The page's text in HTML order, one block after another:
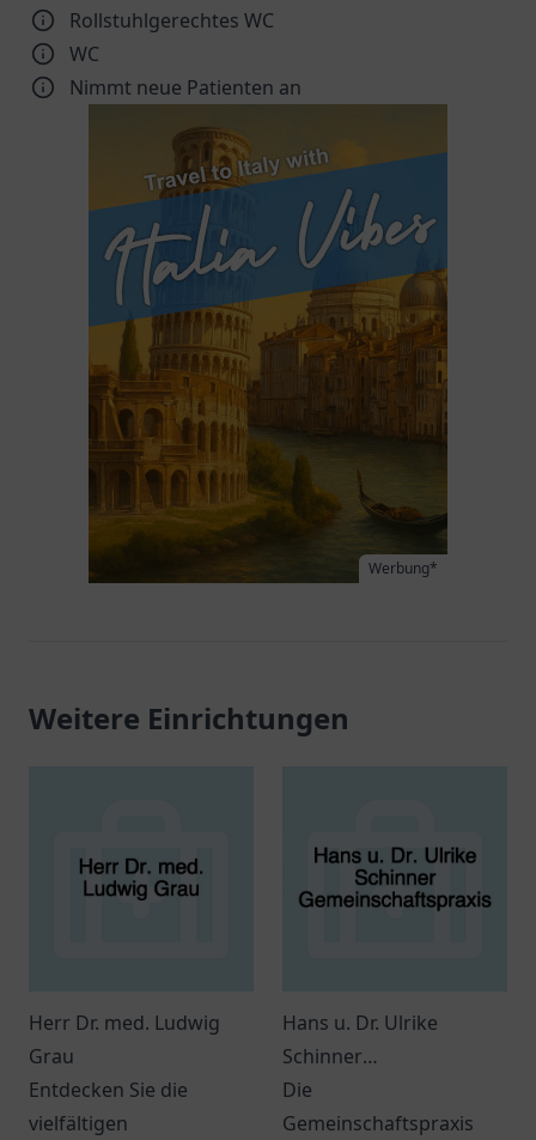
Rollstuhlgerechtes WC
WC
Nimmt neue Patienten an
Werbung*
Weitere Einrichtungen
Herr Dr. med. Ludwig
Grau
Entdecken Sie die
vielfältigen
Hans u. Dr. Ulrike
Schinner
Gemeinschaftspraxis
Die
Gemeinschaftspraxis